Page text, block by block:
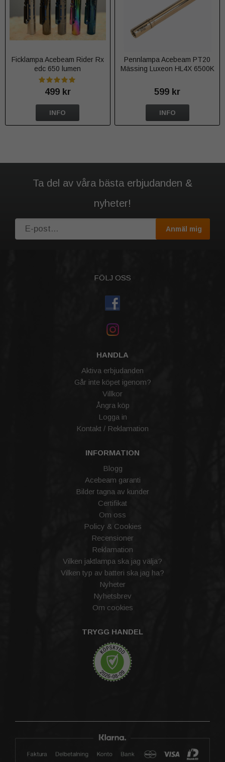
Ficklampa Acebeam Rider Rx
edc 650 lumen
499 kr
INFO
Pennlampa Acebeam PT20
Mässing Luxeon HL4X 6500K
599 kr
INFO
Ta del av våra bästa erbjudanden &
nyheter!
Anmäl mig
FÖLJ OSS
HANDLA
Aktiva erbjudanden
Går inte köpet igenom?
Villkor
Ångra köp
Logga in
Kontakt / Reklamation
INFORMATION
Blogg
Acebeam garanti
Bilder tagna av kunder
Certifikat
Om oss
Policy & Cookies
Recensioner
Reklamation
Vilken jaktlampa ska jag välja?
Vilken typ av batteri ska jag ha?
Nyheter
Nyhetsbrev
Om cookies
TRYGG HANDEL